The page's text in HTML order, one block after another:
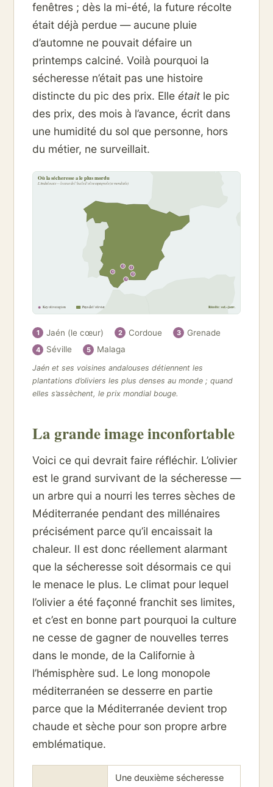
fenêtres ; dès la mi-été, la future récolte
était déjà perdue — aucune pluie
d’automne ne pouvait défaire un
printemps calciné. Voilà pourquoi la
sécheresse n’était pas une histoire
distincte du pic des prix. Elle étaitle pic
des prix, des mois à l’avance, écrit dans
une humidité du sol que personne, hors
du métier, ne surveillait.
1
2
3
4
5
Où la sécheresse a le plus mordu
L’Andalousie — le cœur de l’huile d’olive espagnole (et mondiale)
Key olive region Pays de l’olivier Récolte : oct.–janv.
1 Jaén (le cœur) 2 Cordoue 3 Grenade
4 Séville 5 Malaga
Jaén et ses voisines andalouses détiennent les
plantations d’oliviers les plus denses au monde ; quand
elles s’assèchent, le prix mondial bouge.
La grande image inconfortable
Voici ce qui devrait faire réfléchir. L’olivier
est le grand survivant de la sécheresse —
un arbre qui a nourri les terres sèches de
Méditerranée pendant des millénaires
précisément parce qu’il encaissait la
chaleur. Il est donc réellement alarmant
que la sécheresse soit désormais ce qui
le menace le plus. Le climat pour lequel
l’olivier a été façonné franchit ses limites,
et c’est en bonne part pourquoi la culture
ne cesse de gagner de nouvelles terres
dans le monde, de la Californie à
l’hémisphère sud. Le long monopole
méditerranéen se desserre en partie
parce que la Méditerranée devient trop
chaude et sèche pour son propre arbre
emblématique.
Une deuxième sécheresse